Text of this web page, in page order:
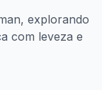
explorando
com leveza e